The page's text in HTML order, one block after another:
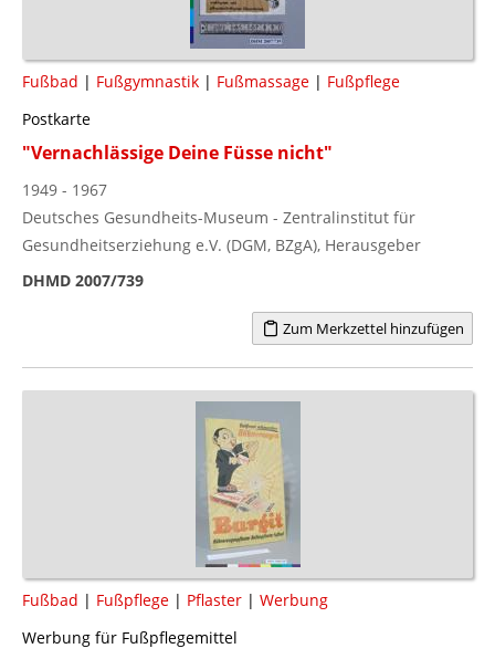
Fußbad | Fußgymnastik | Fußmassage | Fußpflege
Postkarte
"Vernachlässige Deine Füsse nicht"
1949 - 1967
Deutsches Gesundheits-Museum - Zentralinstitut für
Gesundheitserziehung e.V. (DGM, BZgA), Herausgeber
DHMD 2007/739
Zum Merkzettel hinzufügen
Fußbad | Fußpflege | Pflaster | Werbung
Werbung für Fußpflegemittel